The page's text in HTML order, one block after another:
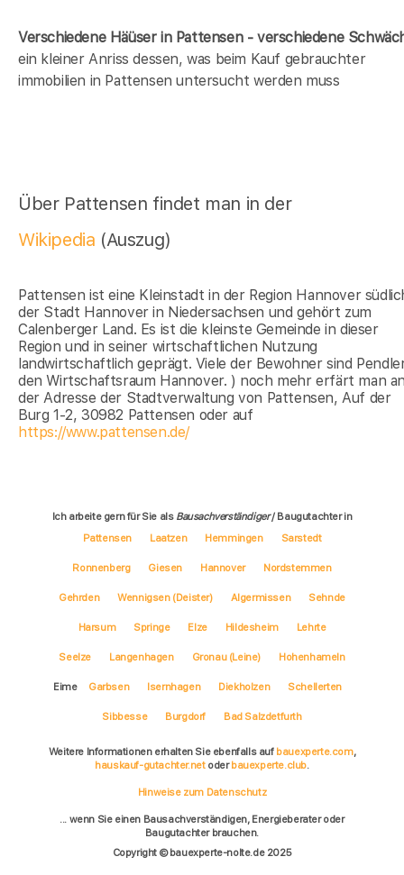
Verschiedene Häüser in Pattensen - verschiedene
ein kleiner Anriss dessen, was beim Kauf gebrauchter
immobilien in Pattensen untersucht werden muss
Über Pattensen findet man in der
Wikipedia (Auszug)
Pattensen ist eine Kleinstadt in der Region Hannover
der Stadt Hannover in Niedersachsen und gehört zum
Calenberger Land. Es ist die kleinste Gemeinde in dieser
Region und in seiner wirtschaftlichen Nutzung
landwirtschaftlich geprägt. Viele der Bewohner sind
den Wirtschaftsraum Hannover. ) noch mehr erfärt man
der Adresse der Stadtverwaltung von Pattensen, Auf der
Burg 1-2, 30982 Pattensen oder auf
https://www.pattensen.de/
Ich arbeite gern für Sie als Bausachverständiger/ Baugutachter in
Pattensen
Laatzen Hemmingen Sarstedt
Ronnenberg Giesen Hannover Nordstemmen
Gehrden Wennigsen (Deister) Algermissen Sehnde
Harsum Springe Elze Hildesheim Lehrte
Seelze Langenhagen Gronau (Leine) Hohenhameln
Eime Garbsen Isernhagen Diekholzen Schellerten
Sibbesse Burgdorf Bad Salzdetfurth
Weitere Informationen erhalten Sie ebenfalls auf bauexperte.com,
hauskauf-gutachter.netoderbauexperte.club.
Hinweise zum Datenschutz
... wenn Sie einen Bausachverständigen, Energieberater oder
Baugutachter brauchen.
Copyright © bauexperte-nolte.de 2025